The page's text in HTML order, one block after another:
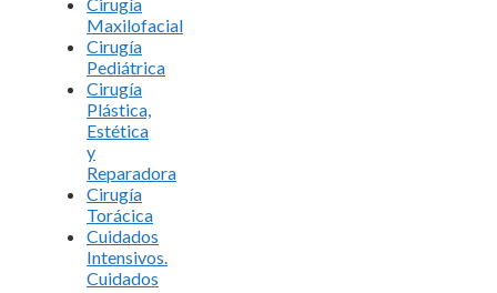
Maxilofacial
Cirugía
Pediátrica
Cirugía
Plástica,
Estética
y
Reparadora
Cirugía
Torácica
Cuidados
Intensivos.
Cuidados